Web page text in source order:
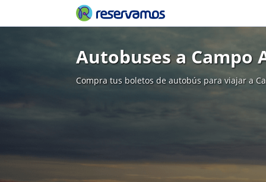
Autobuses a Campo
Compra tus boletos de autobús para viajar a